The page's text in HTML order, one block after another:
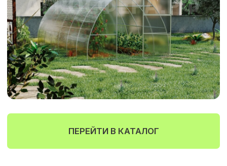
ПЕРЕЙТИ В КАТАЛОГ
ОБОРУДОВАНИЕ ДЛЯ ТЕПЛИЦ